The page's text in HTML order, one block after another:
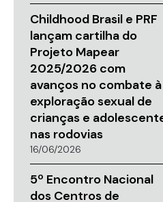
Childhood Brasil e PRF
lançam cartilha do
Projeto Mapear
2025/2026 com
avanços no combate à
exploração sexual de
crianças e
nas rodovias
16/06/2026
5º Encontro Nacional
dos Centros de